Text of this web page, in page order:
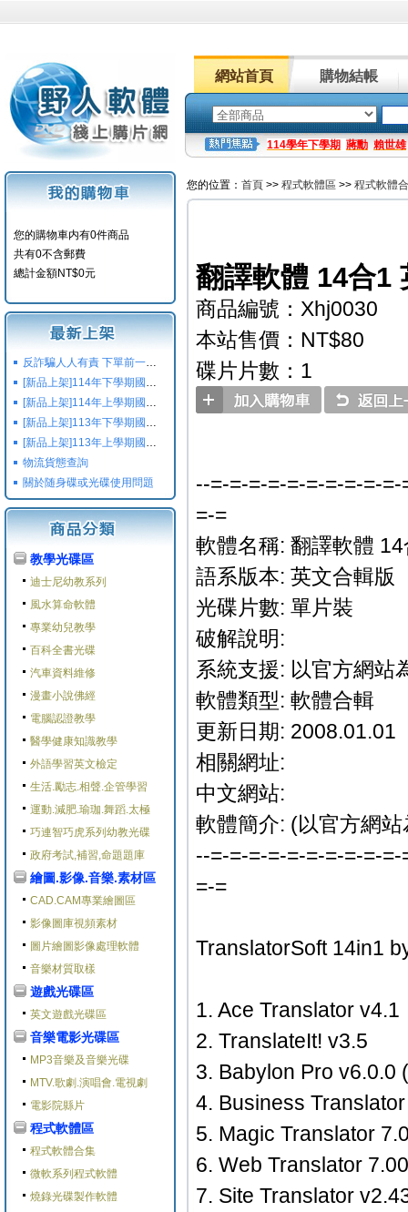
網站首頁 購物結帳
114學年下學期 蔣勳 賴世雄
您的購物車内有0件商品
共有0不含郵費
總計金額NT$0元
反詐騙人人有責 下單前一定要注意
[新品上架]114年下學期國小國中高中命題光碟,校用卷,習作
[新品上架]114年上學期國小國中高中命題光碟,校用卷,習作
[新品上架]113年下學期國小國中高中命題光碟,校用卷,習作
[新品上架]113年上學期國小國中高中命題光碟,校用卷,習作
物流貨態查詢
關於随身碟或光碟使用問題
教學光碟區
迪士尼幼教系列
風水算命軟體
專業幼兒教學
百科全書光碟
汽車資料維修
漫畫小說佛經
電腦認證教學
醫學健康知識教學
外語學習英文檢定
生活.勵志.相聲.企管學習
運動.減肥.瑜珈.舞蹈.太極
巧連智巧虎系列幼教光碟
政府考試,補習,命題題庫
繪圖.影像.音樂.素材區
CAD.CAM專業繪圖區
影像圖庫視頻素材
圖片繪圖影像處理軟體
音樂材質取樣
遊戲光碟區
英文遊戲光碟區
音樂電影光碟區
MP3音樂及音樂光碟
MTV.歌劇.演唱會.電視劇
電影院縣片
程式軟體區
程式軟體合集
微軟系列程式軟體
燒錄光碟製作軟體
您的位置： 首頁 >> 程式軟體區 >> 程式軟體
翻譯軟體 14合1
商品編號：Xhj0030
本站售價：NT$80
碟片片數：1
--=-=-=-=-=-=-=-=-=-
=-=
軟體名稱: 翻譯軟體
語系版本: 英文合輯版
光碟片數: 單片裝
破解說明:
系統支援: 以官方網站
軟體類型: 軟體合輯
更新日期: 2008.01.01
相關網址:
中文網站:
軟體簡介: (以官方網站
--=-=-=-=-=-=-=-=-=-
=-=
TranslatorSoft 14in1
1. Ace Translator v4.1
2. TranslateIt! v3.5
3. Babylon Pro v6.0.0
4. Business
5. Magic Translator
6. Web Translator
7. Site Translator